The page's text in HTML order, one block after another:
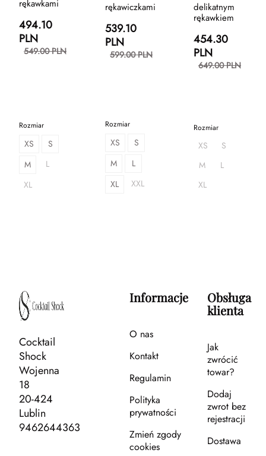
rękawkami
494.10
PLN
549.00 PLN
Rozmiar
XS
S
M
L
XL
rękawiczkami
539.10
PLN
599.00 PLN
Rozmiar
XS
S
M
L
XL
XXL
delikatnym
rękawkiem
454.30
PLN
649.00 PLN
Rozmiar
XS
S
M
L
XL
Cocktail
Shock
Wojenna
18
20-424
Lublin
9462644363
Informacje
O nas
Kontakt
Regulamin
Polityka
prywatności
Zmień zgody
cookies
Obsługa
klienta
Jak
zwrócić
towar?
Dodaj
zwrot bez
rejestracji
Dostawa